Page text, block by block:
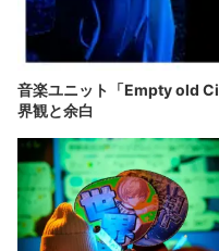
音楽ユニット「Empty old
界観と余白